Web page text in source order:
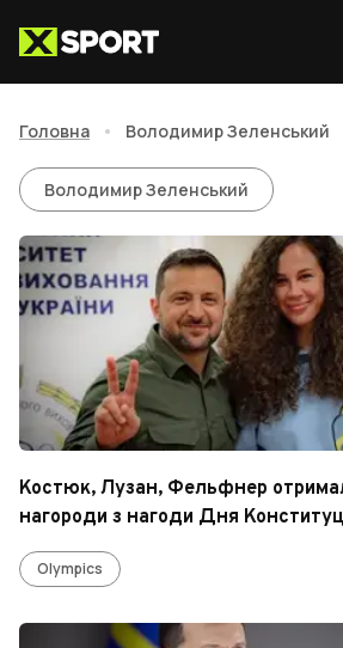
Головна • Володимир Зеленський
Володимир
Володимир Зеленський
Костюк, Лузан, Фельфнер
нагороди з нагоди Дня
Olympics